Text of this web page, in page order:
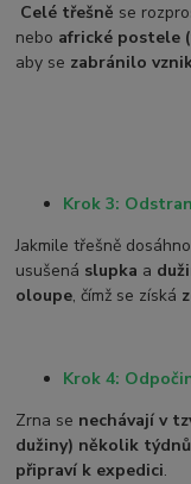
Celé třešně se
nebo africké postele
aby se zabránilo
Krok 3:
Jakmile třešně
usušená slupka a
oloupe, čímž se získá
Krok 4:
Zrna se nechávají v
dužiny) několik týdnů
připraví k expedici.